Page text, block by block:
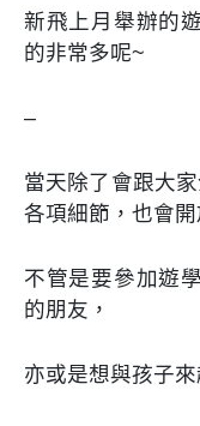
新飛上月舉辦的
的非常多呢~
–
當天除了會跟大
各項細節，也會
不管是要參加遊
的朋友，
亦或是想與孩子